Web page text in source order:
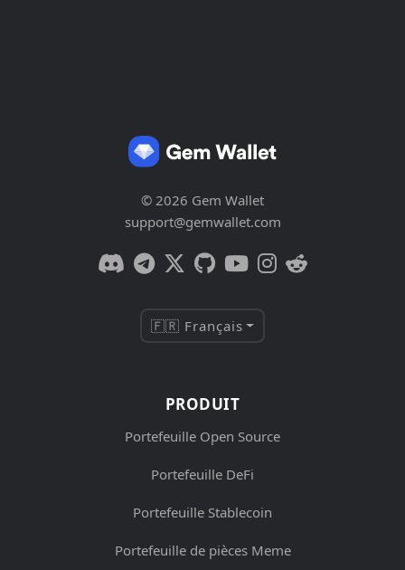
© 2026 Gem Wallet
support@gemwallet.com
🇫🇷 Français
PRODUIT
Portefeuille Open Source
Portefeuille DeFi
Portefeuille Stablecoin
Portefeuille de pièces Meme